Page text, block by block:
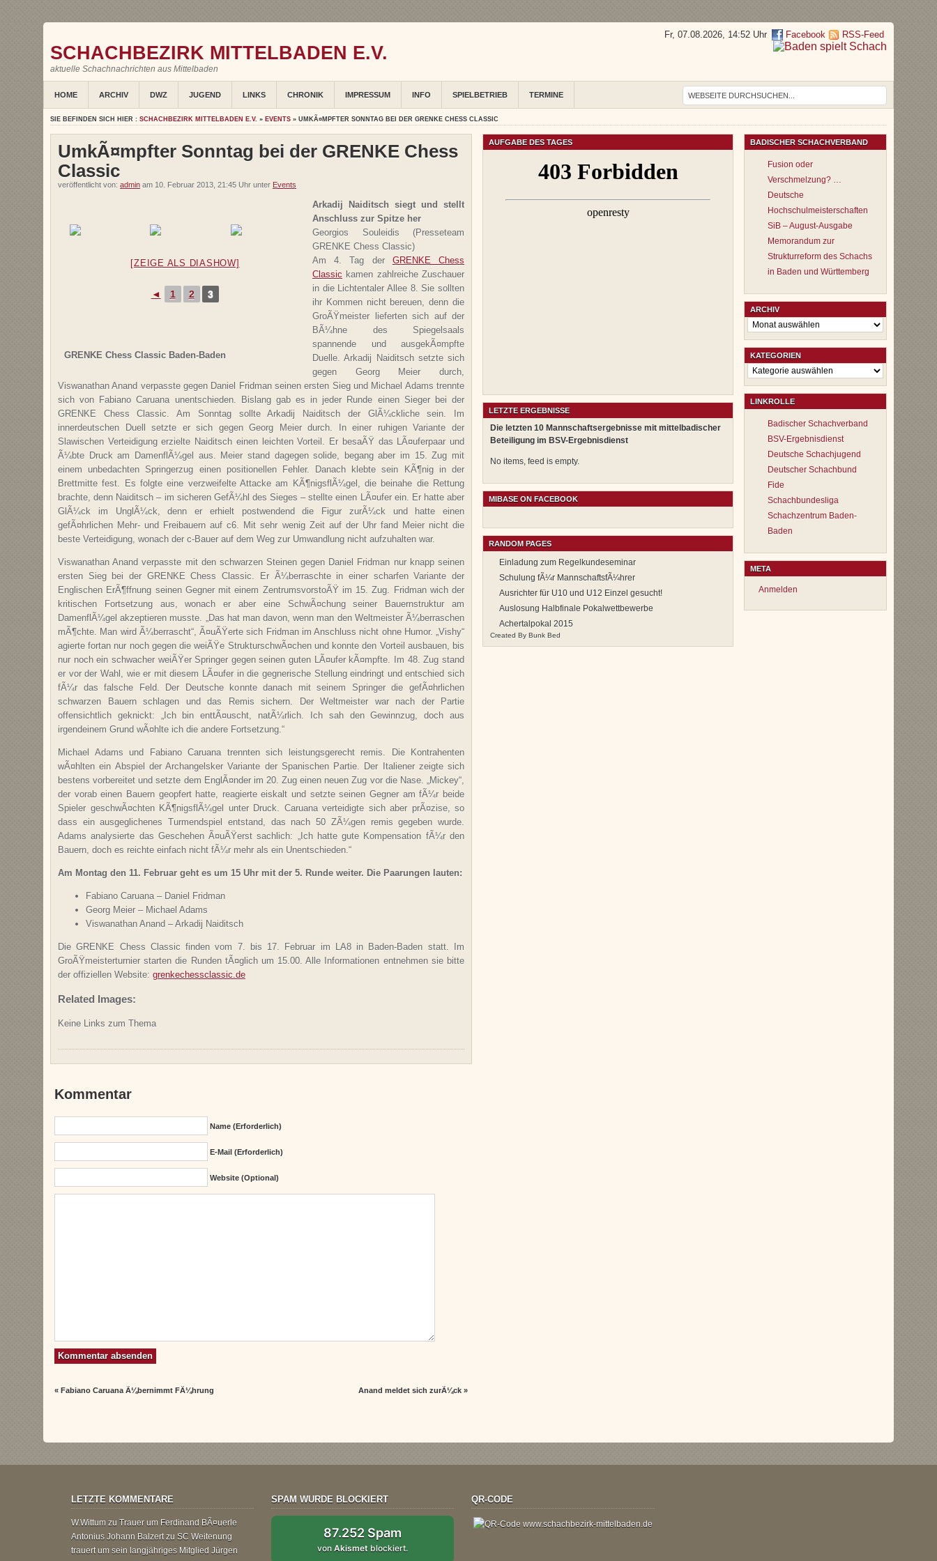
SCHACHBEZIRK MITTELBADEN E.V.
aktuelle Schachnachrichten aus Mittelbaden
Fr, 07.08.2026, 14:52 Uhr Facebook RSS-Feed
HOME ARCHIV DWZ JUGEND LINKS CHRONIK IMPRESSUM INFO SPIELBETRIEB TERMINE
SIE BEFINDEN SICH HIER : SCHACHBEZIRK MITTELBADEN E.V. » EVENTS » UMKÃ¤MPFTER SONNTAG BEI DER GRENKE CHESS CLASSIC
UmkÃ¤mpfter Sonntag bei der GRENKE Chess
Classic
veröffentlicht von: admin am 10. Februar 2013, 21:45 Uhr unter Events
[ZEIGE ALS DIASHOW]
◄ 1 2 3
GRENKE Chess Classic Baden-Baden
Arkadij Naiditsch siegt und stellt
Anschluss zur Spitze her
Georgios Souleidis (Presseteam
GRENKE Chess Classic)
Am 4. Tag der GRENKE Chess
Classic kamen zahlreiche Zuschauer
in die Lichtentaler Allee 8. Sie sollten
ihr Kommen nicht bereuen, denn die
GroÃŸmeister lieferten sich auf der
BÃ¼hne des Spiegelsaals
spannende und ausgekÃ¤mpfte
Duelle. Arkadij Naiditsch setzte sich
gegen Georg Meier durch,
Viswanathan Anand verpasste gegen Daniel Fridman seinen ersten Sieg und Michael Adams trennte
sich von Fabiano Caruana unentschieden. Bislang gab es in jeder Runde einen Sieger bei der
GRENKE Chess Classic. Am Sonntag sollte Arkadij Naiditsch der GlÃ¼ckliche sein.
Im
innerdeutschen Duell setzte er sich gegen Georg Meier durch. In einer ruhigen Variante der
Slawischen Verteidigung erzielte Naiditsch einen leichten Vorteil. Er besaÃŸ das LÃ¤uferpaar und
Ã¼bte Druck am DamenflÃ¼gel aus. Meier stand dagegen solide, begang aber im 15. Zug mit
einem unbedachten Springerzug einen positionellen Fehler. Danach klebte sein KÃ¶nig in der
Brettmitte fest. Es folgte eine verzweifelte Attacke am KÃ¶nigsflÃ¼gel, die beinahe die Rettung
brachte, denn Naiditsch – im sicheren GefÃ¼hl des Sieges – stellte einen LÃ¤ufer ein. Er hatte aber
GlÃ¼ck im UnglÃ¼ck, denn er erhielt postwendend die Figur zurÃ¼ck und hatte einen
gefÃ¤hrlichen Mehr- und Freibauern auf c6. Mit sehr wenig Zeit auf der Uhr fand Meier nicht die
beste Verteidigung, wonach der c-Bauer auf dem Weg zur Umwandlung nicht aufzuhalten war.
Viswanathan Anand verpasste mit den schwarzen Steinen gegen Daniel Fridman nur knapp seinen
ersten Sieg bei der GRENKE Chess Classic. Er Ã¼berraschte in einer scharfen Variante der
Englischen ErÃ¶ffnung seinen Gegner mit einem ZentrumsvorstoÃŸ im 15. Zug. Fridman wich der
kritischen Fortsetzung aus, wonach er aber eine SchwÃ¤chung seiner Bauernstruktur am
DamenflÃ¼gel akzeptieren musste. „Das hat man davon, wenn man den Weltmeister Ã¼berraschen
mÃ¶chte. Man wird Ã¼berrascht“, Ã¤uÃŸerte sich Fridman im Anschluss nicht ohne Humor. „Vishy“
agierte fortan nur noch gegen die weiÃŸe StrukturschwÃ¤chen und konnte den Vorteil ausbauen, bis
nur noch ein schwacher weiÃŸer Springer gegen seinen guten LÃ¤ufer kÃ¤mpfte. Im 48. Zug stand
er vor der Wahl, wie er mit diesem LÃ¤ufer in die gegnerische Stellung eindringt und entschied sich
fÃ¼r das falsche Feld. Der Deutsche konnte danach mit seinem Springer die gefÃ¤hrlichen
schwarzen Bauern schlagen und das Remis sichern. Der Weltmeister war nach der Partie
offensichtlich geknickt: „Ich bin enttÃ¤uscht, natÃ¼rlich. Ich sah den Gewinnzug, doch aus
irgendeinem Grund wÃ¤hlte ich die andere Fortsetzung.“
Michael Adams und Fabiano Caruana trennten sich leistungsgerecht remis. Die Kontrahenten
wÃ¤hlten ein Abspiel der Archangelsker Variante der Spanischen Partie. Der Italiener zeigte sich
bestens vorbereitet und setzte dem EnglÃ¤nder im 20. Zug einen neuen Zug vor die Nase. „Mickey“,
der vorab einen Bauern geopfert hatte, reagierte eiskalt und setzte seinen Gegner am fÃ¼r beide
Spieler geschwÃ¤chten KÃ¶nigsflÃ¼gel unter Druck. Caruana verteidigte sich aber prÃ¤zise, so
dass ein ausgeglichenes Turmendspiel entstand, das nach 50 ZÃ¼gen remis gegeben wurde.
Adams analysierte das Geschehen Ã¤uÃŸerst sachlich: „Ich hatte gute Kompensation fÃ¼r den
Bauern, doch es reichte einfach nicht fÃ¼r mehr als ein Unentschieden.“
Am Montag den 11. Februar geht es um 15 Uhr mit der 5. Runde weiter. Die Paarungen lauten:
Fabiano Caruana – Daniel Fridman
Georg Meier – Michael Adams
Viswanathan Anand – Arkadij Naiditsch
Die GRENKE Chess Classic finden vom 7. bis 17. Februar im LA8 in Baden-Baden statt. Im
GroÃŸmeisterturnier starten die Runden tÃ¤glich um 15.00. Alle Informationen entnehmen sie bitte
der offiziellen Website: grenkechessclassic.de
Related Images:
Keine Links zum Thema
Kommentar
Name (erforderlich)
E-Mail (erforderlich)
Website (Optional)
« Fabiano Caruana Ã¼bernimmt FÃ¼hrung Anand meldet sich zurÃ¼ck»
AUFGABE DES TAGES
LETZTE ERGEBNISSE
Die letzten 10 Mannschaftsergebnisse mit mittelbadischer
Beteiligung im BSV-Ergebnisdienst
No items, feed is empty.
MIBASE ON FACEBOOK
RANDOM PAGES
Einladung zum Regelkundeseminar
Schulung fÃ¼r MannschaftsfÃ¼hrer
Ausrichter für U10 und U12 Einzel gesucht!
Auslosung Halbfinale Pokalwettbewerbe
Achertalpokal 2015
Created By Bunk Bed
BADISCHER SCHACHVERBAND
Fusion oder
Verschmelzung? …
Deutsche
Hochschulmeisterschaften
SiB – August-Ausgabe
Memorandum zur
Strukturreform des Schachs
in Baden und Württemberg
ARCHIV
Archiv
KATEGORIEN
Kategorien
LINKROLLE
Badischer Schachverband
BSV-Ergebnisdienst
Deutsche Schachjugend
Deutscher Schachbund
Fide
Schachbundesliga
Schachzentrum Baden-
Baden
META
Anmelden
LETZTE KOMMENTARE
W.Wittum zu Trauer um Ferdinand BÃ¤uerle
Antonius Johann Balzertzu SC Weitenung
trauert um sein langjähriges Mitglied Jürgen
SPAM WURDE BLOCKIERT
87.252 Spam
vonAkismet blockiert.
QR-CODE